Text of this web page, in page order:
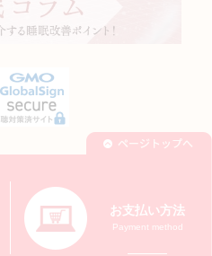
お支払い方法
Payment method